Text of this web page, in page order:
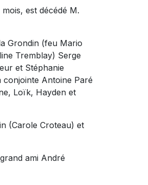
est décédé M.
Grondin (feu Mario
Tremblay) Serge
et Stéphanie
conjointe Antoine Paré
Loïk, Hayden et
(Carole Croteau) et
ami André